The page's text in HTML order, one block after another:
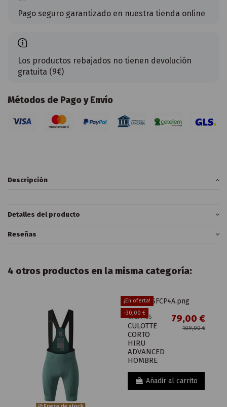
Pago seguro garantizado en nuestra tienda online
Los productos rebajados no tienen devolución
gratuita (9€)
Métodos de Pago y Envío
Descripción
Detalles del producto
Reseñas
4 otros productos en la misma categoría:
¡En oferta!
-30,00 €
CULOTTES
CULOTTE
CORTO
HIRU
ADVANCED
HOMBRE
79,00 €
109,00 €
Añadir al carrito